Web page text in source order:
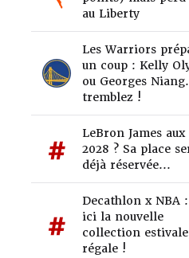
au Liberty
Les Warriors
un coup : Kelly
ou Georges
tremblez !
LeBron James aux
2028 ? Sa place
déjà réservée...
Decathlon x NBA
ici la nouvelle
collection
régale !